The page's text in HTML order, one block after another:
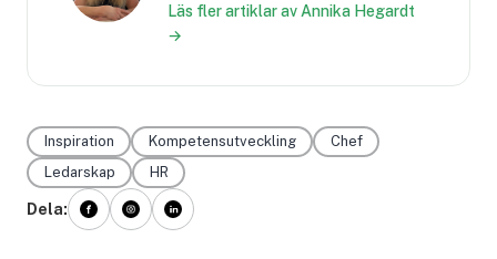
Läs fler artiklar av Annika Hegardt
→
Inspiration Kompetensutveckling
Chef
Ledarskap
HR
Dela: